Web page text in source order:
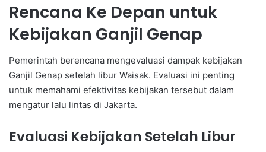
Rencana Ke Depan untuk
Kebijakan Ganjil Genap
Pemerintah berencana mengevaluasi dampak kebijakan
Ganjil Genap setelah libur Waisak. Evaluasi ini penting
untuk memahami efektivitas kebijakan tersebut dalam
mengatur lalu lintas di Jakarta.
Evaluasi Kebijakan Setelah Libur